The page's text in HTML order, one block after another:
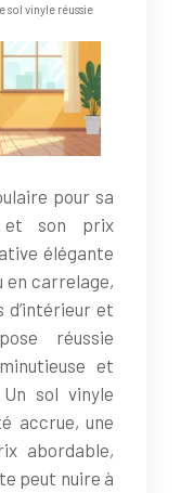
sol vinyle réussie
pour sa
et son prix
élégante
en carrelage,
d’intérieur et
réussie
et
sol vinyle
accrue, une
abordable,
peut nuire à